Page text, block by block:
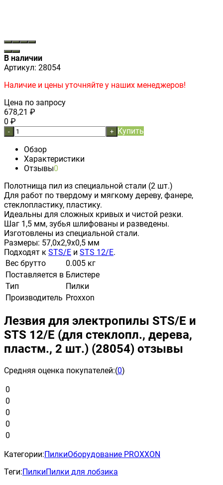
В наличии
Артикул: 28054
Наличие и цены уточняйте у наших менеджеров!
Цена по запросу
678,21 ₽
0 ₽
- + Купить
Обзор
Характеристики
Отзывы0
Полотнища пил из специальной стали (2 шт.)
Для работ по твердому и мягкому дереву, фанере,
стеклопластику, пластику.
Идеальны для сложных кривых и чистой резки.
Шаг 1,5 мм, зубья шлифованы и разведены.
Изготовлены из специальной стали.
Размеры: 57,0х2,9х0,5 мм
Подходят к STS/Е и STS 12/Е.
Вес брутто
0.005 кг
Поставляется в Блистере
Тип
Пилки
Производитель Proxxon
Лезвия для электропилы STS/E и
STS 12/E (для стеклопл., дерева,
пластм., 2 шт.) (28054) отзывы
Средняя оценка покупателей:(0)
0
0
0
0
0
Категории:ПилкиОборудование PROXXON
Теги:ПилкиПилки для лобзика